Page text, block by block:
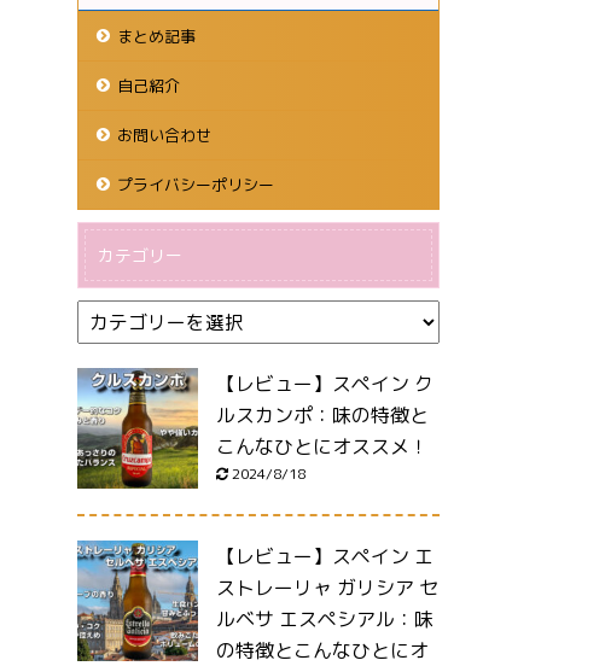
まとめ記事
自己紹介
お問い合わせ
プライバシーポリシー
カテゴリー
【レビュー】スペイン ク
ルスカンポ：味の特徴と
こんなひとにオススメ！
2024/8/18
【レビュー】スペイン エ
ストレーリャ ガリシア セ
ルベサ エスペシアル：味
の特徴とこんなひとにオ